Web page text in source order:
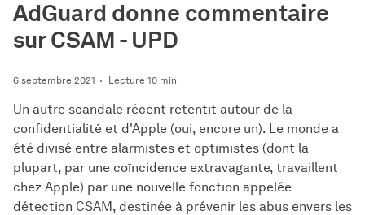
AdGuard donne commentaire
sur CSAM - UPD
6 septembre 2021 Lecture 10 min
Un autre scandale récent retentit autour de la
confidentialité et d'Apple (oui, encore un). Le monde a
été divisé entre alarmistes et optimistes (dont la
plupart, par une coïncidence extravagante, travaillent
chez Apple) par une nouvelle fonction appelée
détection CSAM, destinée à prévenir les abus envers les